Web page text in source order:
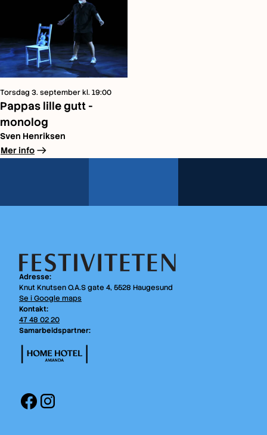
Torsdag 3. september kl. 19:00
Pappas lille gutt -
monolog
Sven Henriksen
Mer info arrow_right_alt
Adresse:
Knut Knutsen O.A.S gate 4, 5528 Haugesund
Se i Google maps
Kontakt:
47 48 02 20
Samarbeidspartner:
Facebook